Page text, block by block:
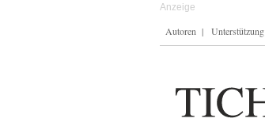
Autoren Unterstützung